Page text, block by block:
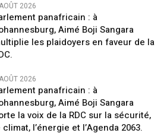
2026
panafricain : à
Aimé Boji Sangara
les plaidoyers en faveur de la
2026
panafricain : à
Aimé Boji Sangara
la voix de la RDC sur la sécurité,
climat, l’énergie et l’Agenda 2063.